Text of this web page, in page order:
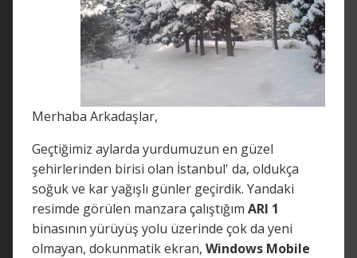
Merhaba Arkadaşlar,
Geçtiğimiz aylarda yurdumuzun en güzel
şehirlerinden birisi olan İstanbul' da, oldukça
soğuk ve kar yağışlı günler geçirdik. Yandaki
resimde görülen manzara çalıştığım ARI 1
binasının yürüyüş yolu üzerinde çok da yeni
olmayan, dokunmatik ekran, Windows Mobile